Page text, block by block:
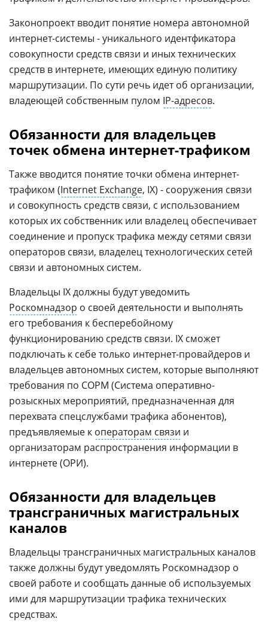
Законопроект вводит понятие номера автономной
интернет-системы - уникального идентфикатора
совокупности средств связи и иных технических
средств в интернете, имеющих единую политику
маршрутизации. По сути речь идет об организации,
владеющей собственным пулом IP-адресов.
Обязанности для владельцев
точек обмена интернет-трафиком
Также вводится понятие точки обмена интернет-
трафиком (Internet Exchange, IX) - сооружения связи
и совокупность средств связи, с использованием
которых их собственник или владелец обеспечивает
соединение и пропуск трафика между сетями связи
операторов связи, владелец технологических сетей
связи и автономных систем.
Владельцы IX должны будут уведомить
Роскомнадзор о своей деятельности и выполнять
его требования к бесперебойному
функционированию средств связи. IX сможет
подключать к себе только интернет-провайдеров и
владельцев автономных систем, которые выполняют
требования по СОРМ (Система оперативно-
розыскных мероприятий, предназначенная для
перехвата спецслужбами трафика абонентов),
предъявляемые к операторам связи и
организаторам распространения информации в
интернете (ОРИ).
Обязанности для владельцев
трансграничных магистральных
каналов
Владельцы трансграничных магистральных каналов
также должны будут уведомлять Роскомнадзор о
своей работе и сообщать данные об используемых
ими для маршрутизации трафика технических
средствах.